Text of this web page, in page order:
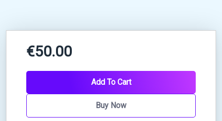
€50.00
Add To Cart
Buy Now